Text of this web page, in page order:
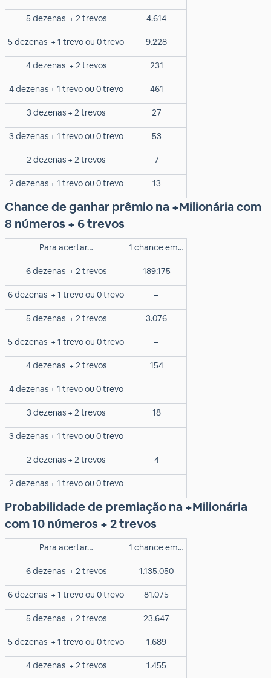
5 dezenas + 2 trevos 4.614
5 dezenas + 1 trevo ou 0 trevo 9.228
4 dezenas + 2 trevos 231
4 dezenas + 1 trevo ou 0 trevo 461
3 dezenas + 2 trevos 27
3 dezenas + 1 trevo ou 0 trevo 53
2 dezenas + 2 trevos 7
2 dezenas + 1 trevo ou 0 trevo 13
Chance de ganhar prêmio na +Milionária com
8 números + 6 trevos
Para acertar… 1 chance em…
6 dezenas + 2 trevos 189.175
6 dezenas + 1 trevo ou 0 trevo –
5 dezenas + 2 trevos 3.076
5 dezenas + 1 trevo ou 0 trevo –
4 dezenas + 2 trevos 154
4 dezenas + 1 trevo ou 0 trevo –
3 dezenas + 2 trevos 18
3 dezenas + 1 trevo ou 0 trevo –
2 dezenas + 2 trevos 4
2 dezenas + 1 trevo ou 0 trevo –
Probabilidade de premiação na +Milionária
com 10 números + 2 trevos
Para acertar… 1 chance em…
6 dezenas + 2 trevos 1.135.050
6 dezenas + 1 trevo ou 0 trevo 81.075
5 dezenas + 2 trevos 23.647
5 dezenas + 1 trevo ou 0 trevo 1.689
4 dezenas + 2 trevos 1.455